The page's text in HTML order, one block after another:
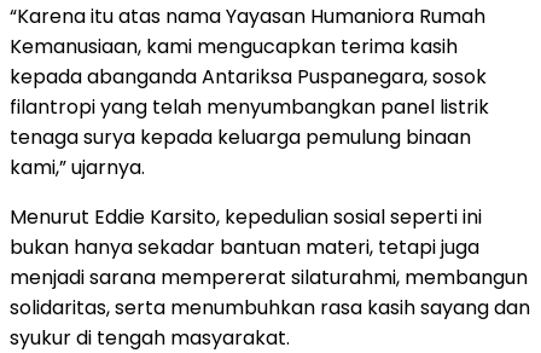
“Karena itu atas nama Yayasan Humaniora Rumah
Kemanusiaan, kami mengucapkan terima kasih
kepada abanganda Antariksa Puspanegara, sosok
filantropi yang telah menyumbangkan panel listrik
tenaga surya kepada keluarga pemulung binaan
kami,” ujarnya.
Menurut Eddie Karsito, kepedulian sosial seperti ini
bukan hanya sekadar bantuan materi, tetapi juga
menjadi sarana mempererat silaturahmi, membangun
solidaritas, serta menumbuhkan rasa kasih sayang dan
syukur di tengah masyarakat.